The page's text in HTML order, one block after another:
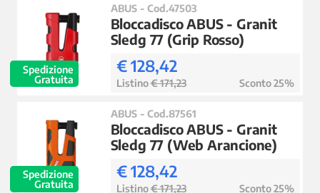
Spedizione
Gratuita
ABUS - Cod.47503
Bloccadisco ABUS - Granit
Sledg 77 (Grip Rosso)
€ 128,42
Listino€ 171,23 Sconto 25%
Spedizione
Gratuita
ABUS - Cod.87561
Bloccadisco ABUS - Granit
Sledg 77 (Web Arancione)
€ 128,42
Listino€ 171,23 Sconto 25%